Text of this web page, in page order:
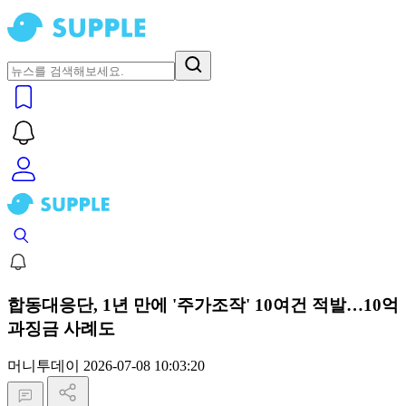
합동대응단, 1년 만에 '주가조작' 10여건 적발…10억
과징금 사례도
머니투데이 2026-07-08 10:03:20